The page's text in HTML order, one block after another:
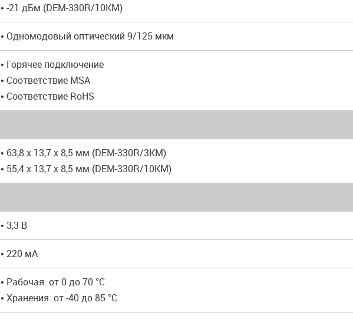
• -21 дБм (DEM-330R/10KM)
• Одномодовый оптический 9/125 мкм
• Горячее подключение
• Соответствие MSA
• Соответствие RoHS
• 63,8 x 13,7 x 8,5 мм (DEM-330R/3KM)
• 55,4 x 13,7 x 8,5 мм (DEM-330R/10KM)
• 3,3 В
• 220 мА
• Рабочая: от 0 до 70 °C
• Хранения: от -40 до 85 °C